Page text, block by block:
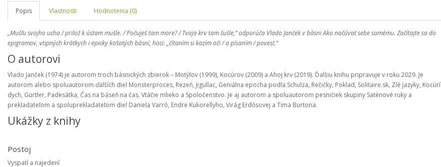
Popis Vlastnosti Hodnotenia (0)
„Mušľu svojho ucha / prilož k ústam mušle. / Počuješ tam more? / Tvoja krv tam šušle,“ odporúča Vlado Janček v básni Ako načúvať sebe samému. Začítajte sa do
epigramov, vtipných krátkych i epicky košatých básní, hoci: „čítaním si kazím oči / a písaním / povesť.“
O autorovi
Vlado Janček (1974) je autorom troch básnických zbierok – Motýľov (1999), Kocúrov (2009) a Ahoj krv (2019). Ďalšiu knihu pripravuje v roku 2029. Je
autorom alebo spoluautorom ďalších diel Monsterproces, Rezeň, Jigullac, Geniálna epocha podľa Schulza, Rečičky, Poklad, Solitaire.sk, Zlé jazyky, Kocúrí
dych, Gürtler, Padesátka, Čas na báseň na čas, Vtáčie mlieko a Spoločenstvo. Je aj autorom a spoluautorom pesničiek skupiny Saténové ruky a
prekladateľom a spoluprekladateľom diel Daniela Varró, Endre Kukorellyho, Virág Erdősovej a Tima Burtona.
Ukážky z knihy
Postoj
Vyspatí a najedení